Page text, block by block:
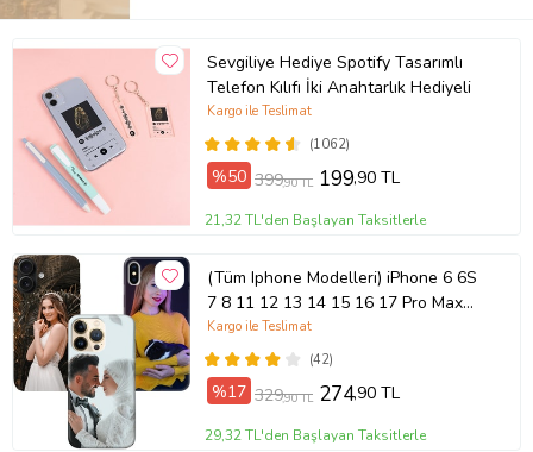
Sevgiliye Hediye Spotify Tasarımlı
Telefon Kılıfı İki Anahtarlık Hediyeli
(1062)
Kargo ile Teslimat
%50 399,90 TL 199,90 TL
21,32 TL'den Başlayan Taksitlerle
(Tüm Iphone Modelleri) iPhone 6 6S
7 8 11 12 13 14 15 16 17 Pro Max
Plus Mini Kişiye Özel Resimli
Fotoğraflı Kılıf(42)
Kargo ile Teslimat
%17 329,90 TL 274,90 TL
29,32 TL'den Başlayan Taksitlerle